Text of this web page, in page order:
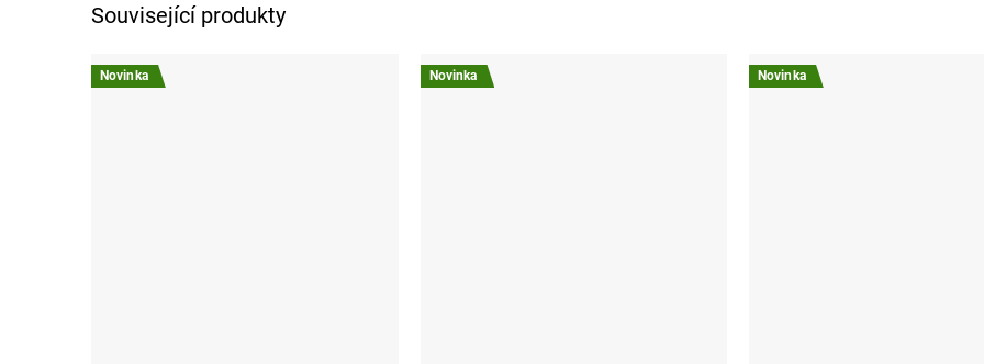
Související produkty
Novinka Novinka Novinka